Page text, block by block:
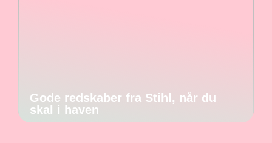
Gode redskaber fra Stihl, når du
skal i haven